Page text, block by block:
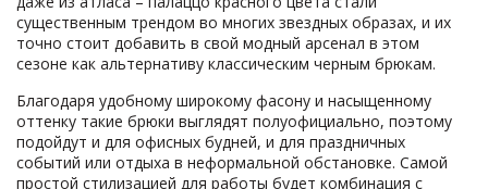
существенным трендом во многих звездных образах, и их
точно стоит добавить в свой модный арсенал в этом
сезоне как альтернативу классическим черным брюкам.
Благодаря удобному широкому фасону и насыщенному
оттенку такие брюки выглядят полуофициально, поэтому
подойдут и для офисных будней, и для праздничных
событий или отдыха в неформальной обстановке. Самой
простой стилизацией для работы будет комбинация с